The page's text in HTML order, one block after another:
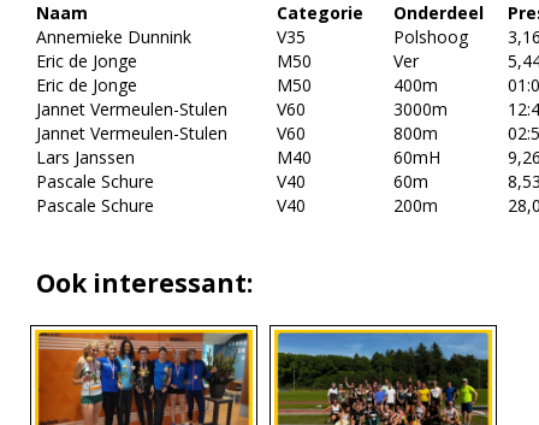
Naam
Categorie Onderdeel
Annemieke Dunnink
V35 Polshoog
Eric de Jonge
M50 Ver
Eric de Jonge
M50 400m
Jannet Vermeulen-Stulen
V60 3000m
Jannet Vermeulen-Stulen
V60 800m
Lars Janssen
M40 60mH
Pascale Schure
V40 60m
Pascale Schure
V40 200m
Ook interessant: